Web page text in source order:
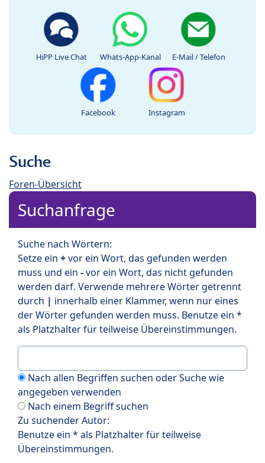
HiPP Live Chat Whats-App-Kanal E-Mail / Telefon
Facebook Instagram
Suche
Foren-Übersicht
Suchanfrage
Suche nach Wörtern:
Setze ein +vor ein Wort, das gefunden werden
muss und ein -vor ein Wort, das nicht gefunden
werden darf. Verwende mehrere Wörter getrennt
durch | innerhalb einer Klammer, wenn nur eines
der Wörter gefunden werden muss. Benutze ein *
als Platzhalter für teilweise Übereinstimmungen.
Nach allen Begriffen suchen oder Suche wie
angegeben verwenden
Nach einem Begriff suchen
Zu suchender Autor:
Benutze ein * als Platzhalter für teilweise
Übereinstimmungen.